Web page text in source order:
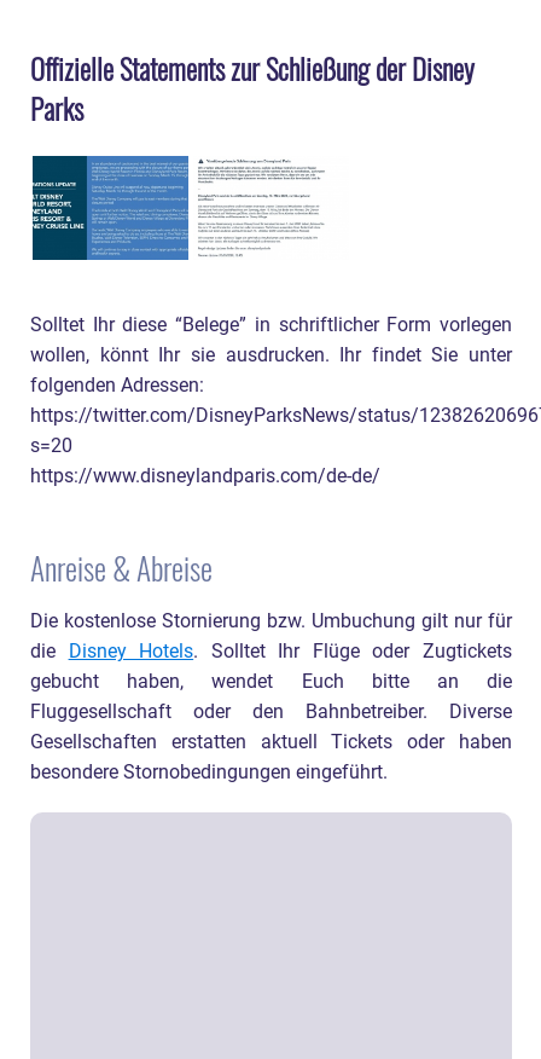
Offizielle Statements zur Schließung der Disney
Parks
Solltet Ihr diese “Belege” in schriftlicher Form vorlegen
wollen, könnt Ihr sie ausdrucken. Ihr findet Sie unter
folgenden Adressen:
https://twitter.com/DisneyParksNews/status/
s=20
https://www.disneylandparis.com/de-de/
Anreise & Abreise
Die kostenlose Stornierung bzw. Umbuchung gilt nur für
die
Disney Hotels. Solltet Ihr Flüge oder Zugtickets
gebucht haben, wendet Euch bitte an die
Fluggesellschaft oder den Bahnbetreiber. Diverse
Gesellschaften erstatten aktuell Tickets oder haben
besondere Stornobedingungen eingeführt.